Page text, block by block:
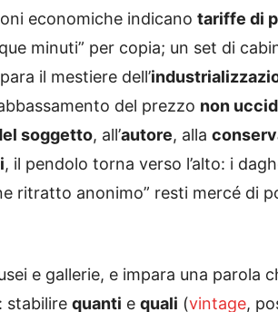
economiche indicano tariffe di
minuti” per copia; un set di
il mestiere dell’
del prezzo non
soggetto, all’autore, alla
, il pendolo torna verso l’alto: i
ritratto anonimo” resti mercé di
e gallerie, e impara una parola
: stabilire quanti e quali (vintage,